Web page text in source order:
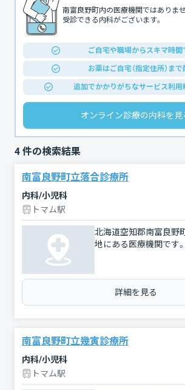
南富良野町内の医療機関ではありま
受診できる内科がございます。
ご自宅や職場からスキマ時間
お薬はご自宅（指定住所）まで
追加でかかりがちなサービス利用
オンライン診療の内科を見
4 件の検索結果
南富良野町立落合診療所
内科/小児科
トマム駅
北海道空知郡南富良野
地にある医療機関です。
詳細を見る
南富良野町立幾寅診療所
内科/小児科
トマム駅